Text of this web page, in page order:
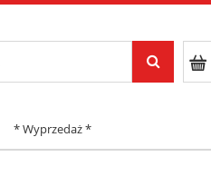
* Wyprzedaż *